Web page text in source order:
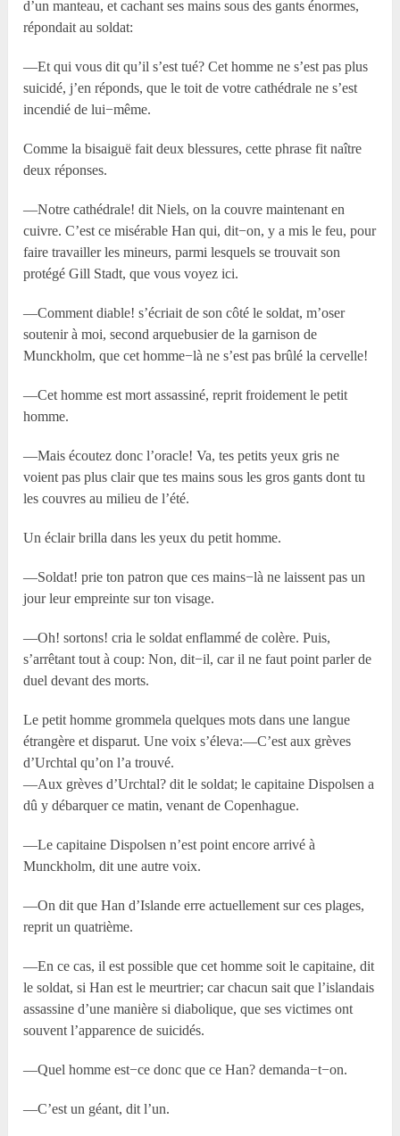
d’un manteau, et cachant ses mains sous des gants énormes,
répondait au soldat:
—Et qui vous dit qu’il s’est tué? Cet homme ne s’est pas plus
suicidé, j’en réponds, que le toit de votre cathédrale ne s’est
incendié de lui−même.
Comme la bisaiguë fait deux blessures, cette phrase fit naître
deux réponses.
—Notre cathédrale! dit Niels, on la couvre maintenant en
cuivre. C’est ce misérable Han qui, dit−on, y a mis le feu, pour
faire travailler les mineurs, parmi lesquels se trouvait son
protégé Gill Stadt, que vous voyez ici.
—Comment diable! s’écriait de son côté le soldat, m’oser
soutenir à moi, second arquebusier de la garnison de
Munckholm, que cet homme−là ne s’est pas brûlé la cervelle!
—Cet homme est mort assassiné, reprit froidement le petit
homme.
—Mais écoutez donc l’oracle! Va, tes petits yeux gris ne
voient pas plus clair que tes mains sous les gros gants dont tu
les couvres au milieu de l’été.
Un éclair brilla dans les yeux du petit homme.
—Soldat! prie ton patron que ces mains−là ne laissent pas un
jour leur empreinte sur ton visage.
—Oh! sortons! cria le soldat enflammé de colère. Puis,
s’arrêtant tout à coup: Non, dit−il, car il ne faut point parler de
duel devant des morts.
Le petit homme grommela quelques mots dans une langue
étrangère et disparut. Une voix s’éleva:—C’est aux grèves
d’Urchtal qu’on l’a trouvé.
—Aux grèves d’Urchtal? dit le soldat; le capitaine Dispolsen a
dû y débarquer ce matin, venant de Copenhague.
—Le capitaine Dispolsen n’est point encore arrivé à
Munckholm, dit une autre voix.
—On dit que Han d’Islande erre actuellement sur ces plages,
reprit un quatrième.
—En ce cas, il est possible que cet homme soit le capitaine, dit
le soldat, si Han est le meurtrier; car chacun sait que l’islandais
assassine d’une manière si diabolique, que ses victimes ont
souvent l’apparence de suicidés.
—Quel homme est−ce donc que ce Han? demanda−t−on.
—C’est un géant, dit l’un.